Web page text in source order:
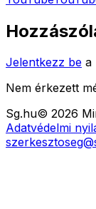
Jelentkezz be a
Nem érkezett
Sg.hu© 2026
Adatvédelmi